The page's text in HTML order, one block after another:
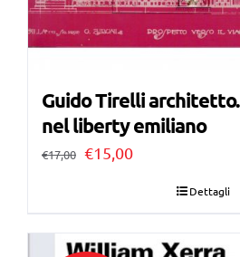
Guido Tirelli
nel liberty emiliano
€17,00 Il
era:
€15,00Il
prezzo
Dettagli